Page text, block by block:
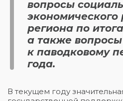
вопросы
экономического
региона по
а также вопросы
к паводковому
года.
В текущем году